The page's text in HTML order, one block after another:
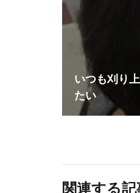
いつも刈り
たい
関連する記